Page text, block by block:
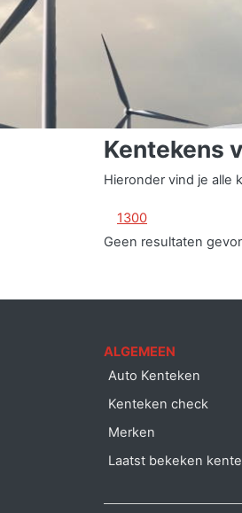
Kentekens
Hieronder vind je alle
1300
Geen resultaten
ALGEMEEN
Auto Kenteken
Kenteken check
Merken
Laatst bekeken